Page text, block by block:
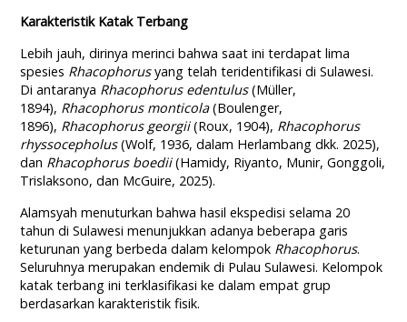
Karakteristik Katak Terbang
Lebih jauh, dirinya merinci bahwa saat ini terdapat lima
spesies Rhacophorusyang telah teridentifikasi di Sulawesi.
Di antaranya Rhacophorus edentulus(Müller,
1894), Rhacophorus monticola(Boulenger,
1896), Rhacophorus georgii(Roux, 1904), Rhacophorus
rhyssocepholus(Wolf, 1936, dalam Herlambang dkk. 2025),
dan Rhacophorus boedii(Hamidy, Riyanto, Munir, Gonggoli,
Trislaksono, dan McGuire, 2025).
Alamsyah menuturkan bahwa hasil ekspedisi selama 20
tahun di Sulawesi menunjukkan adanya beberapa garis
keturunan yang berbeda dalam kelompok Rhacophorus.
Seluruhnya merupakan endemik di Pulau Sulawesi. Kelompok
katak terbang ini terklasifikasi ke dalam empat grup
berdasarkan karakteristik fisik.